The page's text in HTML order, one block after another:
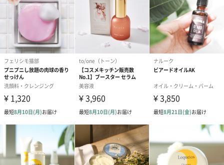
あり（280円）
メッセージカード（通常・写真・グリーティング）
誕生日や結婚祝い・出産祝いなど、様々なシーンのメッセージカ
ードを同梱します。
メッセージカードや封筒のデザインは一部変更する場合がありま
す。